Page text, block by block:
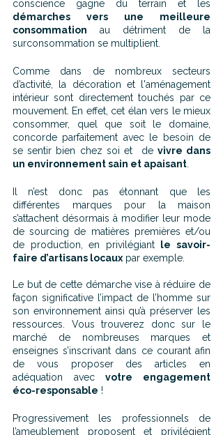
démarches vers une meilleure
consommation au détriment de la
surconsommation se multiplient.
Comme dans de nombreux secteurs
d’activité, la décoration et l'aménagement
intérieur sont directement touchés par ce
mouvement. En effet, cet élan vers le mieux
consommer, quel que soit le domaine,
concorde parfaitement avec le besoin de
se sentir bien chez soi et  de vivre dans
un environnement sain et apaisant.
Il n’est donc pas étonnant que les
différentes marques pour la maison
s’attachent désormais à modifier leur mode
de sourcing de matières premières et/ou
de production, en privilégiant le savoir-
faire d’artisans locaux par exemple.
Le but de cette démarche vise à réduire de
façon significative l’impact de l’homme sur
son environnement ainsi qu’à préserver les
ressources. Vous trouverez donc sur le
marché de nombreuses marques et
enseignes s’inscrivant dans ce courant afin
de vous proposer des articles en
adéquation avec votre engagement
éco-responsable !
Progressivement les professionnels de
l’ameublement proposent et privilégient